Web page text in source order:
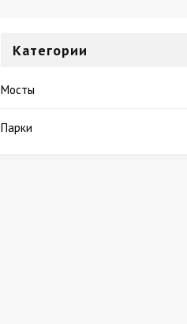
Категории
Мосты
Парки